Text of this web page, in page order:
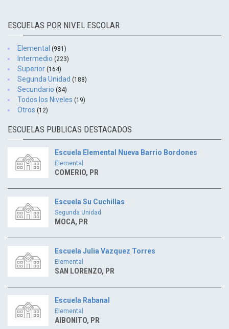
ESCUELAS POR NIVEL ESCOLAR
Elemental (981)
Intermedio (223)
Superior (164)
Segunda Unidad (188)
Secundario (34)
Todos los Niveles (19)
Otros (12)
ESCUELAS PUBLICAS DESTACADOS
Escuela Elemental Nueva Barrio Bordones
Elemental
COMERIO, PR
Escuela Su Cuchillas
Segunda Unidad
MOCA, PR
Escuela Julia Vazquez Torres
Elemental
SAN LORENZO, PR
Escuela Rabanal
Elemental
AIBONITO, PR